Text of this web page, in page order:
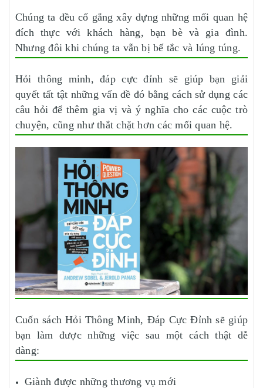
Chúng ta đều cố gắng xây dựng những mối quan hệ
đích thực với khách hàng, bạn bè và gia đình.
Nhưng đôi khi chúng ta vẫn bị bế tắc và lúng túng.
Hỏi thông minh, đáp cực đỉnh sẽ giúp bạn giải
quyết tất tật những vấn đề đó bằng cách sử dụng các
câu hỏi để thêm gia vị và ý nghĩa cho các cuộc trò
chuyện, cũng như thắt chặt hơn các mối quan hệ.
Cuốn sách Hỏi Thông Minh, Đáp Cực Đỉnh sẽ giúp
bạn làm được những việc sau một cách thật dễ
dàng:
Giành được những thương vụ mới